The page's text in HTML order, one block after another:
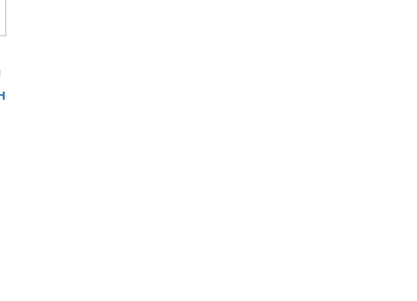
интерактивная игрушка в виде зверя, либо питомца. Интерактивные
ответственности. Ведь ухаживая за игрушечным животным ребенок сможет
либо котенке.
были, есть и будут актуальны. Они умеют плакать, смеяться, просить